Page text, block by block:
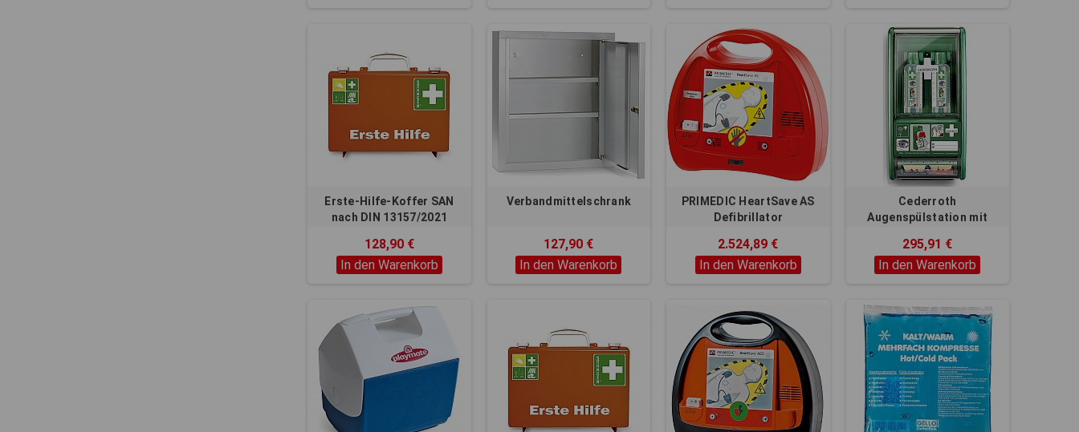
Erste-Hilfe-Koffer SAN
nach DIN 13157/2021
128,90 €
In den Warenkorb
Verbandmittelschrank
127,90 €
In den Warenkorb
PRIMEDIC HeartSave AS
Defibrillator
2.524,89 €
In den Warenkorb
Cederroth
Augenspülstation mit
295,91 €
In den Warenkorb